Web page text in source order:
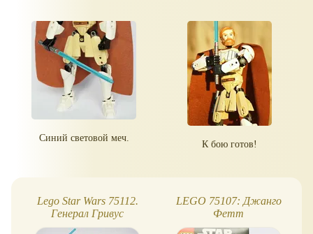
Синий световой меч.
К бою готов!
Lego Star Wars 75112.
Генерал Гривус
LEGO 75107: Джанго
Фетт